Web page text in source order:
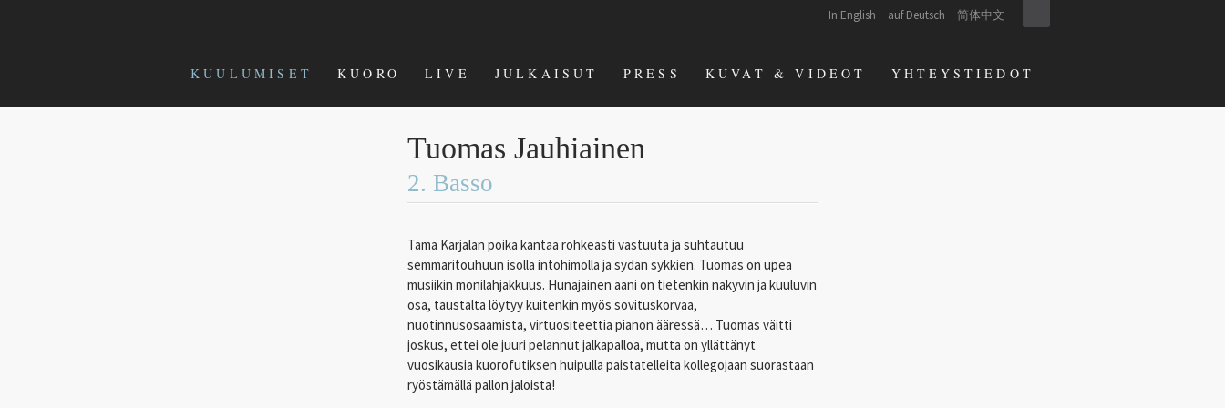
In English auf Deutsch 简体中文
KUULUMISET KUORO LIVE JULKAISUT PRESS KUVAT & VIDEOT YHTEYSTIEDOT
Tuomas Jauhiainen
2. Basso
Tämä Karjalan poika kantaa rohkeasti vastuuta ja suhtautuu
semmaritouhuun isolla intohimolla ja sydän sykkien. Tuomas on upea
musiikin monilahjakkuus. Hunajainen ääni on tietenkin näkyvin ja kuuluvin
osa, taustalta löytyy kuitenkin myös sovituskorvaa,
nuotinnusosaamista, virtuositeettia pianon ääressä… Tuomas väitti
joskus, ettei ole juuri pelannut jalkapalloa, mutta on yllättänyt
vuosikausia kuorofutiksen huipulla paistatelleita kollegojaan suorastaan
ryöstämällä pallon jaloista!